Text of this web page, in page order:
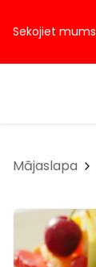
Sekojiet mums
Mājaslapa